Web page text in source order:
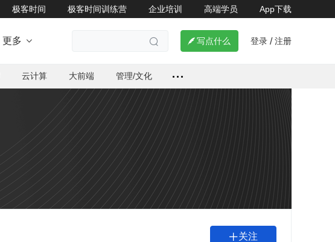
极客时间 极客时间训练营 企业培训 高端学员 App下载
更多    写点什么 登录 / 注册
云计算 大前端 管理/文化
关注